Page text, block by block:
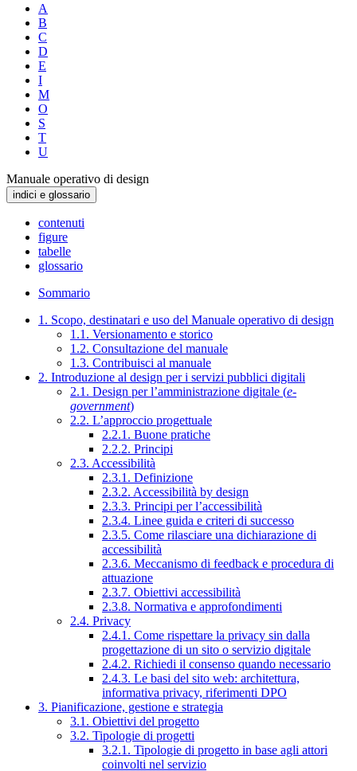
A
B
C
D
E
I
M
O
S
T
U
Manuale operativo di design
indici e glossario
contenuti
figure
tabelle
glossario
Sommario
1. Scopo, destinatari e uso del Manuale operativo di design
1.1. Versionamento e storico
1.2. Consultazione del manuale
1.3. Contribuisci al manuale
2. Introduzione al design per i servizi pubblici digitali
2.1. Design per l’amministrazione digitale (e-
government)
2.2. L’approccio progettuale
2.2.1. Buone pratiche
2.2.2. Principi
2.3. Accessibilità
2.3.1. Definizione
2.3.2. Accessibilità by design
2.3.3. Principi per l’accessibilità
2.3.4. Linee guida e criteri di successo
2.3.5. Come rilasciare una dichiarazione di
accessibilità
2.3.6. Meccanismo di feedback e procedura di
attuazione
2.3.7. Obiettivi accessibilità
2.3.8. Normativa e approfondimenti
2.4. Privacy
2.4.1. Come rispettare la privacy sin dalla
progettazione di un sito o servizio digitale
2.4.2. Richiedi il consenso quando necessario
2.4.3. Le basi del sito web: architettura,
informativa privacy, riferimenti DPO
3. Pianificazione, gestione e strategia
3.1. Obiettivi del progetto
3.2. Tipologie di progetti
3.2.1. Tipologie di progetto in base agli attori
coinvolti nel servizio